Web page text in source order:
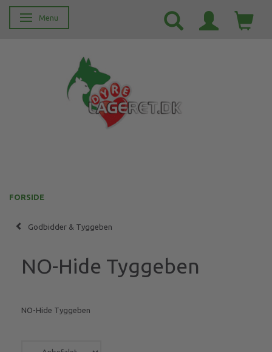
Skifte navigation
Menu
FORSIDE
Godbidder & Tyggeben
NO-Hide Tyggeben
NO-Hide Tyggeben